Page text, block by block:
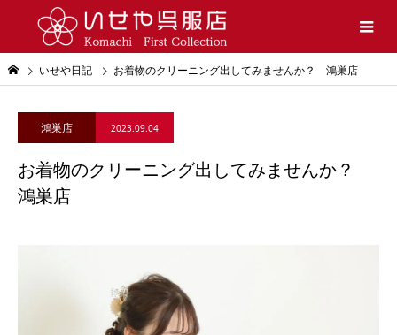
いせや日記 お着物のクリーニング出してみませんか？ 鴻巣店
鴻巣店 2023.09.04
お着物のクリーニング出してみませんか？
鴻巣店